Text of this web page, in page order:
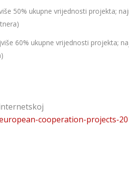
50% ukupne vrijednosti projekta;
60% ukupne vrijednosti projekta;
cooperation-projects-